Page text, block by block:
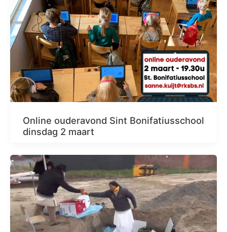
Online ouderavond Sint Bonifatiusschool
dinsdag 2 maart